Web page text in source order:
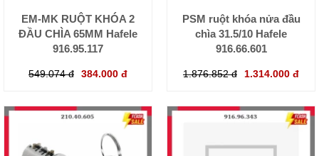
EM-MK RUỘT KHÓA 2
ĐẦU CHÌA 65MM Hafele
916.95.117
549.074 đ 384.000 đ
PSM ruột khóa nửa đầu
chìa 31.5/10 Hafele
916.66.601
1.876.852 đ 1.314.000 đ